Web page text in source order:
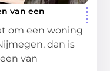
van een
om een woning
dan is
van